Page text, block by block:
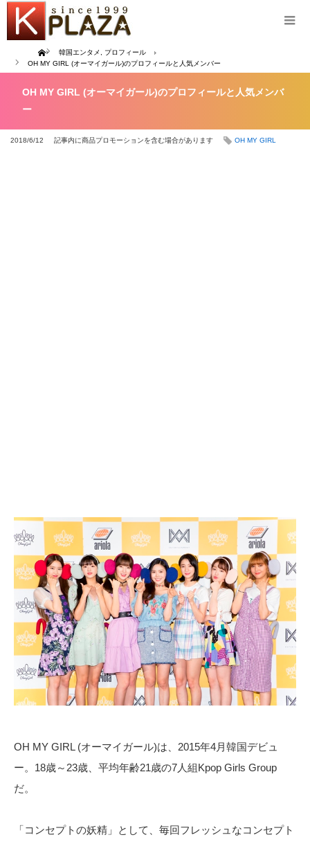
Home 韓国エンタメ
プロフィール
OH MY GIRL (オーマイガール)のプロフィールと人気メンバー
OH MY GIRL (オーマイガール)のプロフィールと人気メンバ
ー
2018/6/12 記事内に商品プロモーションを含む場合があります OH MY GIRL
OH MY GIRL (オーマイガール)は、2015年4月韓国デビュ
ー。18歳～23歳、平均年齢21歳の7人組Kpop Girls Group
だ。
「コンセプトの妖精」として、毎回フレッシュなコンセプト